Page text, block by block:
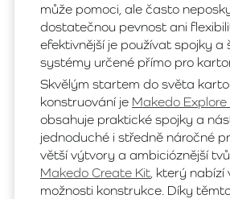
může pomoci, ale často
dostatečnou pevnost ani
efektivnější je používat spojky a
systémy určené přímo pro
Skvělým startem do světa
konstruování je Makedo Explore
obsahuje praktické spojky a
jednoduché i středně náročné
větší výtvory a ambicióznější
Makedo Create Kit , který
možnosti konstrukce. Díky